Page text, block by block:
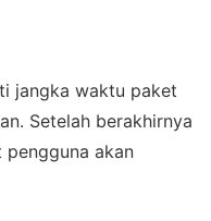
jangka waktu paket
Setelah berakhirnya
pengguna akan